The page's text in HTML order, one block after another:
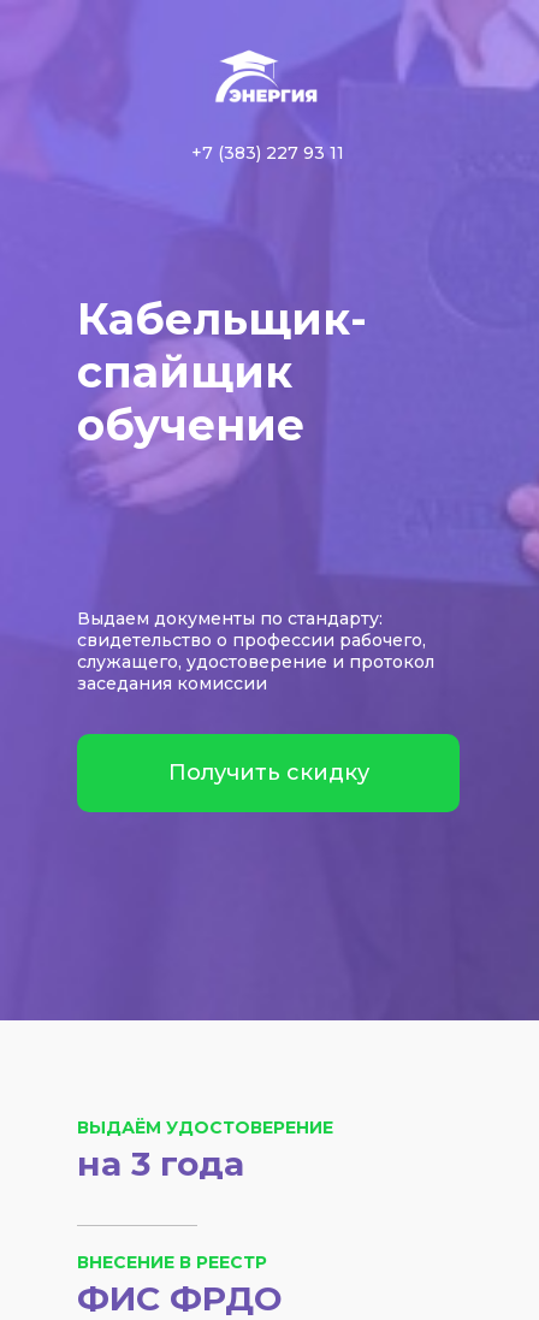
Кабельщик-
спайщик
обучение
Выдаем документы по стандарту:
свидетельство о профессии рабочего,
служащего, удостоверение и протокол
заседания комиссии
+7 (383) 227 93 11
Получить скидку
ВЫДАЁМ УДОСТОВЕРЕНИЕ
на 3 года
ВНЕСЕНИЕ В РЕЕСТР
ФИС ФРДО